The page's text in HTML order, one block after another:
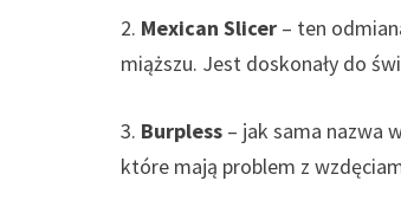
2. Mexican Slicer – ten
miąższu. Jest doskonały do
3. Burpless – jak sama nazwa
które mają problem z